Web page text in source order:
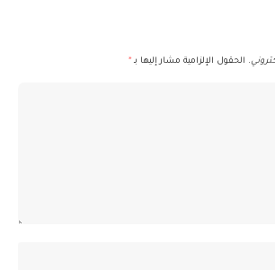
الحقول الإلزامية مشار إليها بـ *